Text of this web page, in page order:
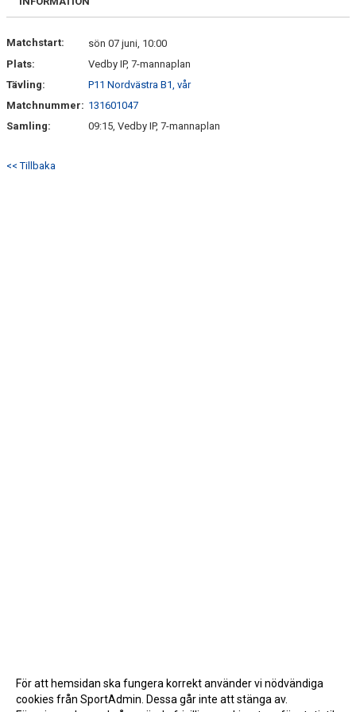
Matchstart:
sön 07 juni, 10:00
Plats:
Vedby IP, 7-mannaplan
Tävling:
P11 Nordvästra B1, vår
Matchnummer: 131601047
Samling:
09:15, Vedby IP, 7-mannaplan
<< Tillbaka
För att hemsidan ska fungera korrekt använder vi nödvändiga
cookies från SportAdmin. Dessa går inte att stänga av.